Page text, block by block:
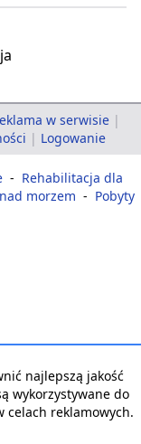
w serwisie |
| Logowanie
- Rehabilitacja dla
morzem - Pobyty
najlepszą jakość
wykorzystywane do
celach reklamowych.